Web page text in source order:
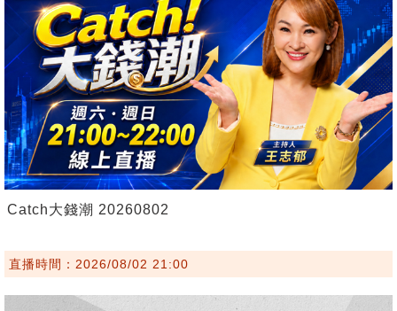
Catch大錢潮 20260802
直播時間：2026/08/02 21:00